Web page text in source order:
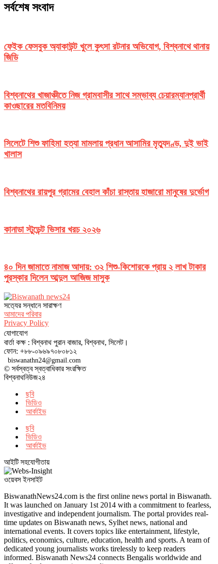
সর্বশেষ সংবাদ
ফেইক ফেসবুক অ্যাকাউন্ট খুলে কুৎসা রটনার অভিযোগ, বিশ্বনাথে থানায়
জিডি
বিশ্বনাথের খাজাঞ্চীতে নিজ গ্রামবাসীর সাথে সম্ভাব্য চেয়ারম্যানপ্রার্থী
কাওছারের মতবিনিময়
সিলেটে শিশু ফাহিমা হত্যা মামলায় প্রধান আসামির মৃত্যুদণ্ড, দুই ভাই
খালাস
বিশ্বনাথের রায়পুর গ্রামের বেহাল কাঁচা রাস্তায় হাজারো মানুষের দুর্ভোগ
কানাডা স্টুডেন্ট ভিসার খরচ ২০২৬
৪০ দিন জামাতে নামাজ আদায়: ৩২ শিশু-কিশোরকে প্রায় ২ লাখ টাকার
পুরস্কার দিলেন আব্দুল আজিজ মাসুক
সত‌্যের সন্ধানে সারাক্ষণ
আমাদের পরিবার
Privacy Policy
যোগাযোগ
বার্তা কক্ষ : বিশ্বনাথ পুরান বাজার, বিশ্বনাথ, সিলেট।
ফোন: +৮৮-০৯৬৯৭০৮০৮১২
biswanathn24@gmail.com
© সর্বস্বত্ব স্বত্বাধিকার সংরক্ষিত
বিশ্বনাথনিউজ২৪
ছবি
ভিডিও
আর্কাইভ
ছবি
ভিডিও
আর্কাইভ
আইটি সহযোগীতায়
ওয়েবস ইনসাইট
BiswanathNews24.com is the first online news portal in Biswanath.
It was launched on January 1st 2014 with a commitment to fearless,
investigative and independent journalism. The portal provides real-
time updates on Biswanath news, Sylhet news, national and
international events. It covers topics like entertainment, lifestyle,
politics, economics, culture, education, health and sports. A team of
dedicated young journalists works tirelessly to keep readers
informed. Biswanath News24 connects Bengalis worldwide and